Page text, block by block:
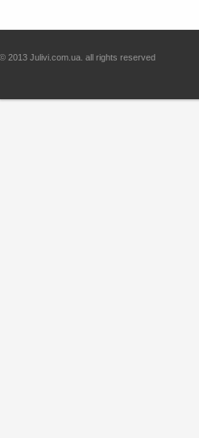
© 2013 Julivi.com.ua. all rights reserved